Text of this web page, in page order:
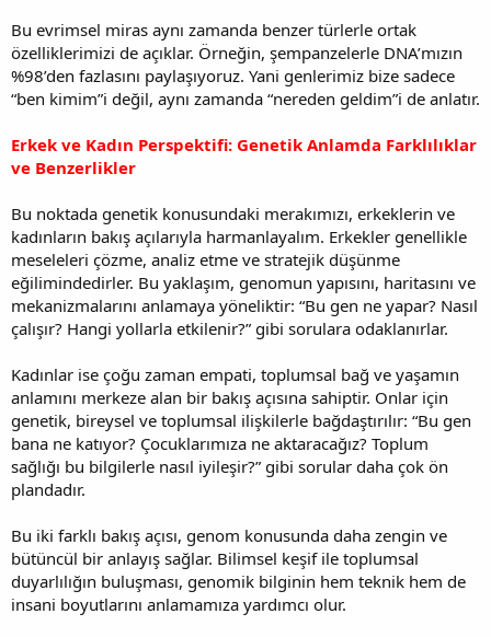
Bu evrimsel miras aynı zamanda benzer türlerle ortak
özelliklerimizi de açıklar. Örneğin, şempanzelerle DNA’mızın
%98’den fazlasını paylaşıyoruz. Yani genlerimiz bize sadece
“ben kimim”i değil, aynı zamanda “nereden geldim”i de anlatır.
Erkek ve Kadın Perspektifi: Genetik Anlamda Farklılıklar
ve Benzerlikler
Bu noktada genetik konusundaki merakımızı, erkeklerin ve
kadınların bakış açılarıyla harmanlayalım. Erkekler genellikle
meseleleri çözme, analiz etme ve stratejik düşünme
eğilimindedirler. Bu yaklaşım, genomun yapısını, haritasını ve
mekanizmalarını anlamaya yöneliktir: “Bu gen ne yapar? Nasıl
çalışır? Hangi yollarla etkilenir?” gibi sorulara odaklanırlar.
Kadınlar ise çoğu zaman empati, toplumsal bağ ve yaşamın
anlamını merkeze alan bir bakış açısına sahiptir. Onlar için
genetik, bireysel ve toplumsal ilişkilerle bağdaştırılır: “Bu gen
bana ne katıyor? Çocuklarımıza ne aktaracağız? Toplum
sağlığı bu bilgilerle nasıl iyileşir?” gibi sorular daha çok ön
plandadır.
Bu iki farklı bakış açısı, genom konusunda daha zengin ve
bütüncül bir anlayış sağlar. Bilimsel keşif ile toplumsal
duyarlılığın buluşması, genomik bilginin hem teknik hem de
insani boyutlarını anlamamıza yardımcı olur.